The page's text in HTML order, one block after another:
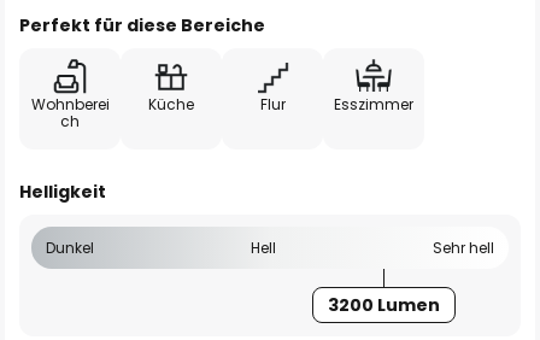
Perfekt für diese Bereiche
Wohnberei
ch
Küche Flur Esszimmer
Helligkeit
Dunkel Hell Sehr hell
3200 Lumen